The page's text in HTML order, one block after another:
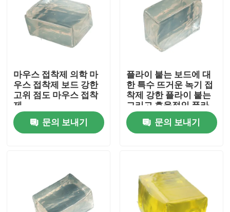
동영상
마우스 접착제 의학 마
우스 접착제 보드 강한
고위 점도 마우스 접착
제
문의 보내기
플라이 붙는 보드에 대
한 특수 뜨거운 녹기 접
착제 강한 플라이 붙는
그리고 효율적인 플라
이 예방
문의 보내기